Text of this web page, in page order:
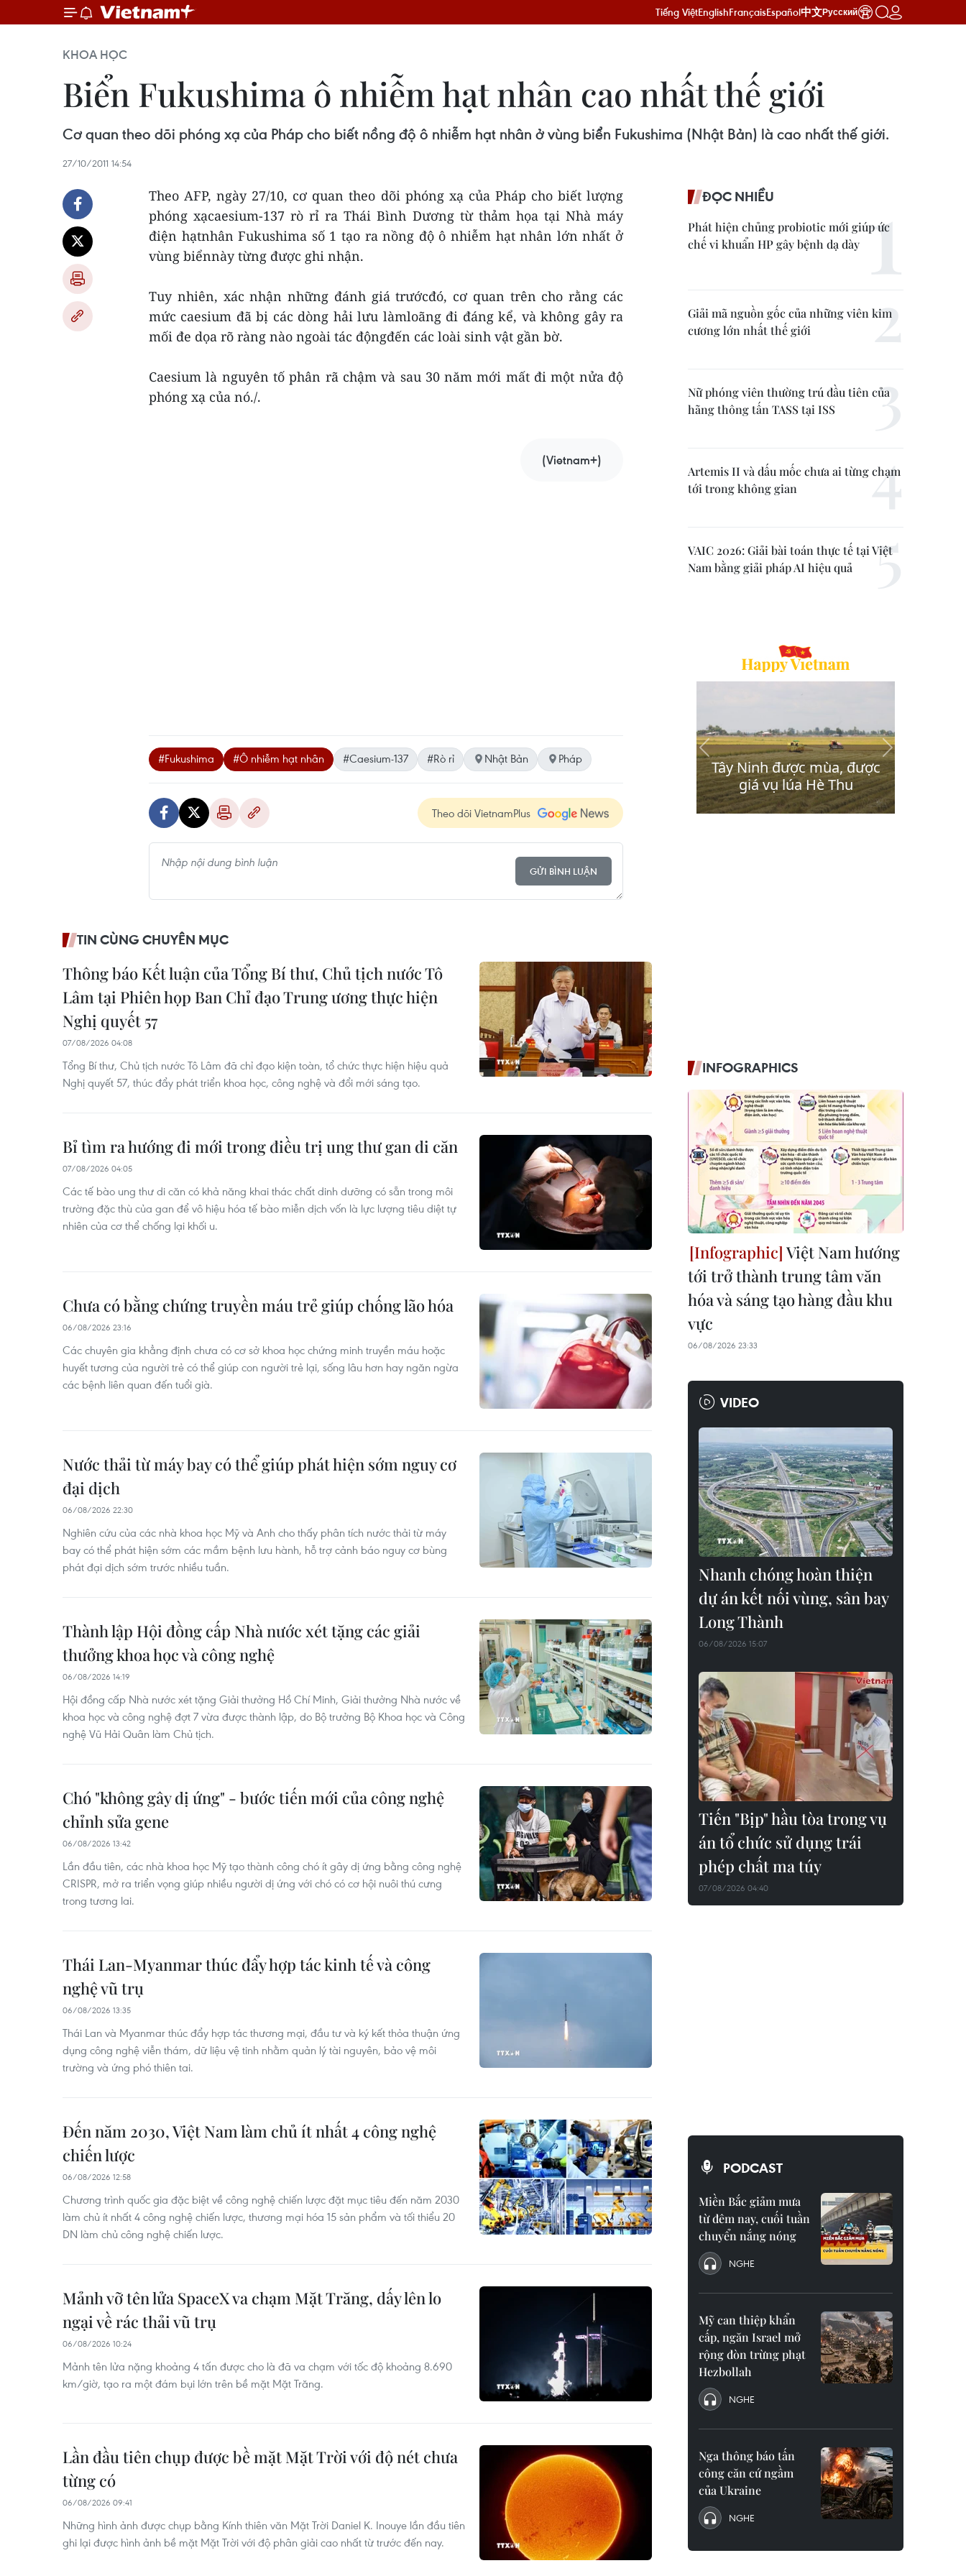
Tiếng ViệtEnglishFrançaisEspañol中文Русский
KHOA HỌC
Biển Fukushima ô nhiễm hạt nhân cao nhất thế giới
Cơ quan theo dõi phóng xạ của Pháp cho biết nồng độ ô nhiễm hạt nhân ở vùng biển Fukushima (Nhật Bản) là cao nhất thế giới.
27/10/2011 14:54
Theo AFP, ngày 27/10, cơ quan theo dõi phóng xạ của Pháp cho biết lượng
phóng xạcaesium-137 rò rỉ ra Thái Bình Dương từ thảm họa tại Nhà máy
điện hạtnhân Fukushima số 1 tạo ra nồng độ ô nhiễm hạt nhân lớn nhất ở
vùng biểnnày từng được ghi nhận.
Tuy nhiên, xác nhận những đánh giá trướcđó, cơ quan trên cho rằng các
mức caesium đã bị các dòng hải lưu làmloãng đi đáng kể, và không gây ra
mối đe dọa rõ ràng nào ngoài tác độngđến các loài sinh vật gần bờ.
Caesium là nguyên tố phân rã chậm và sau 30 năm mới mất đi một nửa độ
phóng xạ của nó./.
(Vietnam+)
#Fukushima #Ô nhiễm hạt nhân #Caesium-137 #Rò rỉ Nhật Bản Pháp
Theo dõi VietnamPlus
GỬI BÌNH LUẬN
TIN CÙNG CHUYÊN MỤC
Thông báo Kết luận của Tổng Bí thư, Chủ tịch nước Tô
Lâm tại Phiên họp Ban Chỉ đạo Trung ương thực hiện
Nghị quyết 57
07/08/2026 04:08
Tổng Bí thư, Chủ tịch nước Tô Lâm đã chỉ đạo kiện toàn, tổ chức thực hiện hiệu quả
Nghị quyết 57, thúc đẩy phát triển khoa học, công nghệ và đổi mới sáng tạo.
Bỉ tìm ra hướng đi mới trong điều trị ung thư gan di căn
07/08/2026 04:05
Các tế bào ung thư di căn có khả năng khai thác chất dinh dưỡng có sẵn trong môi
trường đặc thù của gan để vô hiệu hóa tế bào miễn dịch vốn là lực lượng tiêu diệt tự
nhiên của cơ thể chống lại khối u.
Chưa có bằng chứng truyền máu trẻ giúp chống lão hóa
06/08/2026 23:16
Các chuyên gia khẳng định chưa có cơ sở khoa học chứng minh truyền máu hoặc
huyết tương của người trẻ có thể giúp con người trẻ lại, sống lâu hơn hay ngăn ngừa
các bệnh liên quan đến tuổi già.
Nước thải từ máy bay có thể giúp phát hiện sớm nguy cơ
đại dịch
06/08/2026 22:30
Nghiên cứu của các nhà khoa học Mỹ và Anh cho thấy phân tích nước thải từ máy
bay có thể phát hiện sớm các mầm bệnh lưu hành, hỗ trợ cảnh báo nguy cơ bùng
phát đại dịch sớm trước nhiều tuần.
Thành lập Hội đồng cấp Nhà nước xét tặng các giải
thưởng khoa học và công nghệ
06/08/2026 14:19
Hội đồng cấp Nhà nước xét tặng Giải thưởng Hồ Chí Minh, Giải thưởng Nhà nước về
khoa học và công nghệ đợt 7 vừa được thành lập, do Bộ trưởng Bộ Khoa học và Công
nghệ Vũ Hải Quân làm Chủ tịch.
Chó "không gây dị ứng" - bước tiến mới của công nghệ
chỉnh sửa gene
06/08/2026 13:42
Lần đầu tiên, các nhà khoa học Mỹ tạo thành công chó ít gây dị ứng bằng công nghệ
CRISPR, mở ra triển vọng giúp nhiều người dị ứng với chó có cơ hội nuôi thú cưng
trong tương lai.
Thái Lan-Myanmar thúc đẩy hợp tác kinh tế và công
nghệ vũ trụ
06/08/2026 13:35
Thái Lan và Myanmar thúc đẩy hợp tác thương mại, đầu tư và ký kết thỏa thuận ứng
dụng công nghệ viễn thám, dữ liệu vệ tinh nhằm quản lý tài nguyên, bảo vệ môi
trường và ứng phó thiên tai.
Đến năm 2030, Việt Nam làm chủ ít nhất 4 công nghệ
chiến lược
06/08/2026 12:58
Chương trình quốc gia đặc biệt về công nghệ chiến lược đặt mục tiêu đến năm 2030
làm chủ ít nhất 4 công nghệ chiến lược, thương mại hóa 15 sản phẩm và tối thiểu 20
DN làm chủ công nghệ chiến lược.
Mảnh vỡ tên lửa SpaceX va chạm Mặt Trăng, dấy lên lo
ngại về rác thải vũ trụ
06/08/2026 10:24
Mảnh tên lửa nặng khoảng 4 tấn được cho là đã va chạm với tốc độ khoảng 8.690
km/giờ, tạo ra một đám bụi lớn trên bề mặt Mặt Trăng.
Lần đầu tiên chụp được bề mặt Mặt Trời với độ nét chưa
từng có
06/08/2026 09:41
Những hình ảnh được chụp bằng Kính thiên văn Mặt Trời Daniel K. Inouye lần đầu tiên
ghi lại được hình ảnh bề mặt Mặt Trời với độ phân giải cao nhất từ trước đến nay.
ĐỌC NHIỀU
Phát hiện chủng probiotic mới giúp ức
chế vi khuẩn HP gây bệnh dạ dày
Giải mã nguồn gốc của những viên kim
cương lớn nhất thế giới
Nữ phóng viên thường trú đầu tiên của
hãng thông tấn TASS tại ISS
Artemis II và dấu mốc chưa ai từng chạm
tới trong không gian
VAIC 2026: Giải bài toán thực tế tại Việt
Nam bằng giải pháp AI hiệu quả
INFOGRAPHICS
Việt Nam hướng
tới trở thành trung tâm văn
hóa và sáng tạo hàng đầu khu
vực
06/08/2026 23:33
VIDEO
Nhanh chóng hoàn thiện
dự án kết nối vùng, sân bay
Long Thành
06/08/2026 15:07
Tiến "Bịp" hầu tòa trong vụ
án tổ chức sử dụng trái
phép chất ma túy
07/08/2026 04:40
PODCAST
Miền Bắc giảm mưa
từ đêm nay, cuối tuần
chuyển nắng nóng
NGHE
Mỹ can thiệp khẩn
cấp, ngăn Israel mở
rộng đòn trừng phạt
Hezbollah
NGHE
Nga thông báo tấn
công căn cứ ngầm
của Ukraine
NGHE